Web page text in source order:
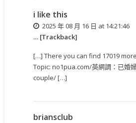
i like this
2025 年 08 月 16 日 at 14:21:46
… [Trackback]
[…] There you can find 17019
Topic: no1pua.com/英網調：已婚
couple/ […]
briansclub